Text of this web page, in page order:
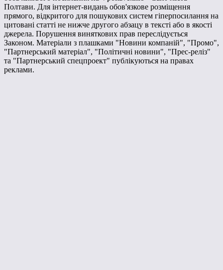
Полтави. Для інтернет-видань обов'язкове розміщення
прямого, відкритого для пошукових систем гіперпосилання на
цитовані статті не нижче другого абзацу в тексті або в якості
джерела. Порушення виняткових прав переслідується
Законом. Матеріали з плашками "Новини компаній", "Промо",
"Партнерський матеріал", "Політичні новини", "Прес-реліз"
та "Партнерський спецпроект" публікуються на правах
реклами.